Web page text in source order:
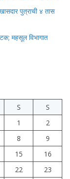
पुत्राची ४ तास
महसूल विभागात
S
S
1
2
8
9
15
16
22
23